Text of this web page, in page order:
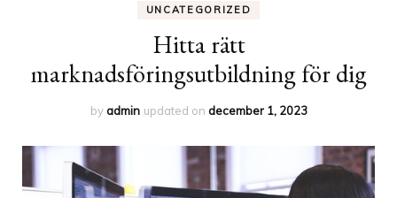
UNCATEGORIZED
Hitta rätt
marknadsföringsutbildning för dig
byadmin updated on december 1, 2023